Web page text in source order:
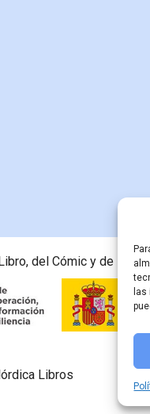
del Cómic y de la
Libros